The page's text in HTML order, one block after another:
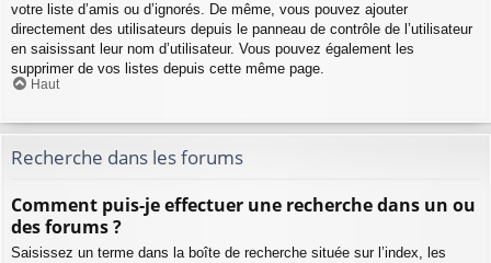
votre liste d’amis ou d’ignorés. De même, vous pouvez ajouter
directement des utilisateurs depuis le panneau de contrôle de l’utilisateur
en saisissant leur nom d’utilisateur. Vous pouvez également les
supprimer de vos listes depuis cette même page.
Haut
Recherche dans les forums
Comment puis-je effectuer une recherche dans un ou
des forums ?
Saisissez un terme dans la boîte de recherche située sur l’index, les